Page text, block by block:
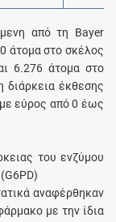
από τη Bayer
άτομα στο σκέλος
6.276 άτομα στο
διάρκεια έκθεσης
με εύρος από 0 έως
του ενζύμου
αναφέρθηκαν
με την ίδια